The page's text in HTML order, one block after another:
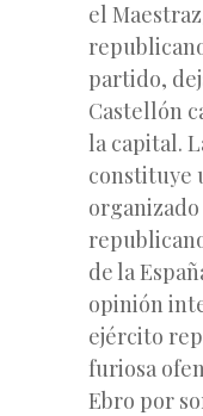
el
partido,
Castellón
la capital.
constituye
de la
opinión
ejército
furiosa
Ebro por